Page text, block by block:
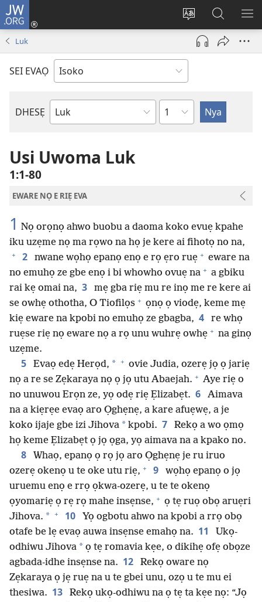
JW.ORG
Nwene
ẹvẹrẹ
Ro
Eva
(opens
window)
Gwọlọ
JW.ORG
Luk
SEI EVAỌ
DHESẸ
Ebe
Uzou
Usi Uwoma Luk
1:1-80
EWARE NỌ E RIẸ EVA
1 Nọ orọnọ ahwo buobu a daoma koko evuẹ kpahe
iku uzẹme nọ ma rọwo na họ je kere ai fihotọ no na,
+ 2 nwane wọhọ epanọ enọ e rọ ẹro ruẹ + eware na
no emuhọ ze gbe enọ i bi whowho ovuẹ na + a gbiku
rai kẹ omai na, 3
mẹ gba riẹ mu re inọ me re kere ai
se owhẹ othotha, O Tiofilọs + ọnọ ọ viodẹ, keme mẹ
kiẹ eware na kpobi no emuhọ ze gbagba, 4
re whọ
ruẹse riẹ nọ eware nọ a rọ unu wuhrẹ owhẹ + na ginọ
uzẹme.
5 Evaọ edẹ Herọd, * + ovie Judia, ozerẹ jọ ọ jariẹ
nọ a re se Zẹkaraya nọ ọ jọ utu Abaejah. + Aye riẹ o
no unuwou Erọn ze, yọ odẹ riẹ Ẹlizabẹt. 6
Aimava
na a kiẹrẹe evaọ aro Ọghẹnẹ, a kare afuẹwẹ, a je
koko ijaje gbe izi Jihova * kpobi. 7
Rekọ a wo ọmọ
họ keme Ẹlizabẹt ọ jọ ọga, yọ aimava na a kpako no.
8
Whaọ, epanọ ọ rọ jọ aro Ọghẹnẹ je ru iruo
ozerẹ okenọ u te oke utu riẹ, + 9
wọhọ epanọ o jọ
uruemu enọ e rrọ ọkwa-ozerẹ, u te te okenọ
ọyomariẹ ọ rẹ rọ mahe insẹnse, + ọ tẹ ruọ obọ aruẹri
Jihova. * + 10
Yọ ogbotu ahwo na kpobi a rrọ obọ
otafe be lẹ evaọ auwa insẹnse emahọ na. 11
Ukọ-
odhiwu Jihova * ọ tẹ romavia kẹe, o dikihẹ ofẹ obọze
agbada-idhe insẹnse na. 12
Rekọ oware nọ
Zẹkaraya ọ jẹ ruẹ na u te gbei unu, ozọ u te mu ei
thesiwa. 13
Rekọ ukọ-odhiwu na ọ tẹ ta kẹe nọ: “Jọ